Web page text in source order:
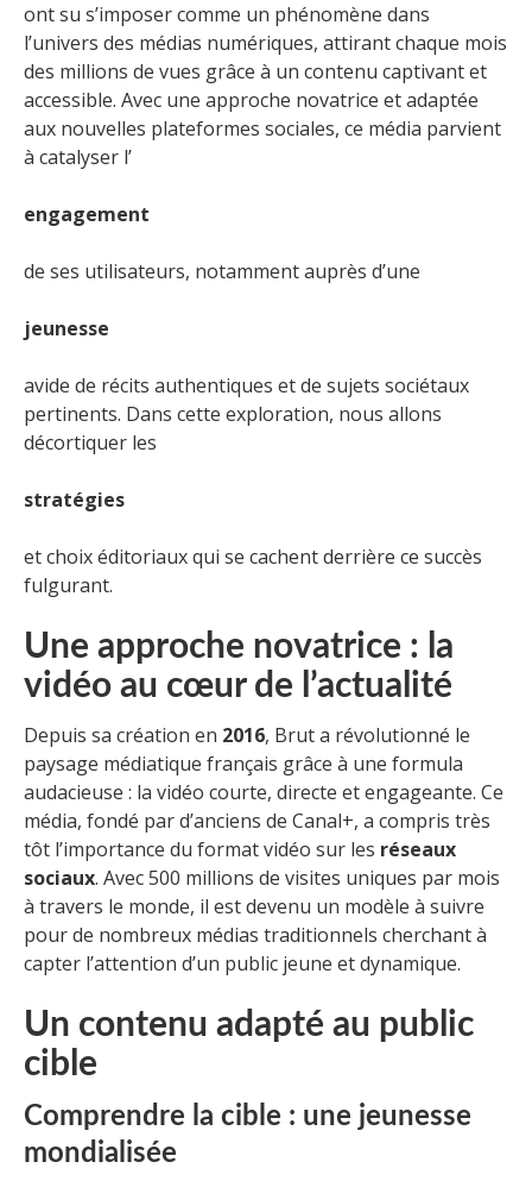
ont su s’imposer comme un phénomène dans
l’univers des médias numériques, attirant chaque mois
des millions de vues grâce à un contenu captivant et
accessible. Avec une approche novatrice et adaptée
aux nouvelles plateformes sociales, ce média parvient
à catalyser l’
engagement
de ses utilisateurs, notamment auprès d’une
jeunesse
avide de récits authentiques et de sujets sociétaux
pertinents. Dans cette exploration, nous allons
décortiquer les
stratégies
et choix éditoriaux qui se cachent derrière ce succès
fulgurant.
Une approche novatrice : la
vidéo au cœur de l’actualité
Depuis sa création en 2016, Brut a révolutionné le
paysage médiatique français grâce à une formula
audacieuse : la vidéo courte, directe et engageante. Ce
média, fondé par d’anciens de Canal+, a compris très
tôt l’importance du format vidéo sur les réseaux
sociaux. Avec 500 millions de visites uniques par mois
à travers le monde, il est devenu un modèle à suivre
pour de nombreux médias traditionnels cherchant à
capter l’attention d’un public jeune et dynamique.
Un contenu adapté au public
cible
Comprendre la cible : une jeunesse
mondialisée